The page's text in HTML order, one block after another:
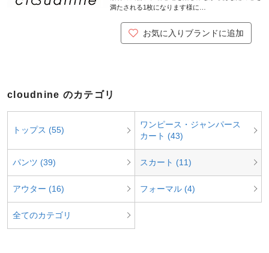
満たされる1枚になります様に…
お気に入りブランドに追加
cloudnine のカテゴリ
トップス (55)
ワンピース・ジャンパース
カート (43)
パンツ (39) スカート (11)
アウター (16) フォーマル (4)
全てのカテゴリ